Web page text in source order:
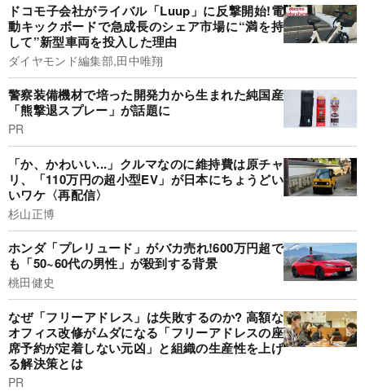
ドコモ子会社がライバル「Luup」に反撃開始!電
動キックボードで急成長のシェア市場に“満を持
して”新型車両を投入した理由
ダイヤモンド編集部,田中唯翔
警察装備機材で培った開発力から生まれた純国産
「熊撃退スプレー」が話題に
PR
「か、かわいい...」クルマなのに維持費は原チャ
リ、「110万円の超小型EV」が日本にちょうどい
いワケ〈再配信〉
杉山正博
ホンダ「プレリュード」がバカ売れ!600万円超で
も「50~60代の男性」が殺到する背景
桃田健史
なぜ「フリーアドレス」は失敗するのか? 高額な
オフィス改修がムダになる「フリーアドレスの座
席予約が定着しない元凶」と組織の生産性を上げ
る解決策とは
PR